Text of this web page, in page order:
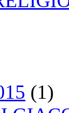
(1)